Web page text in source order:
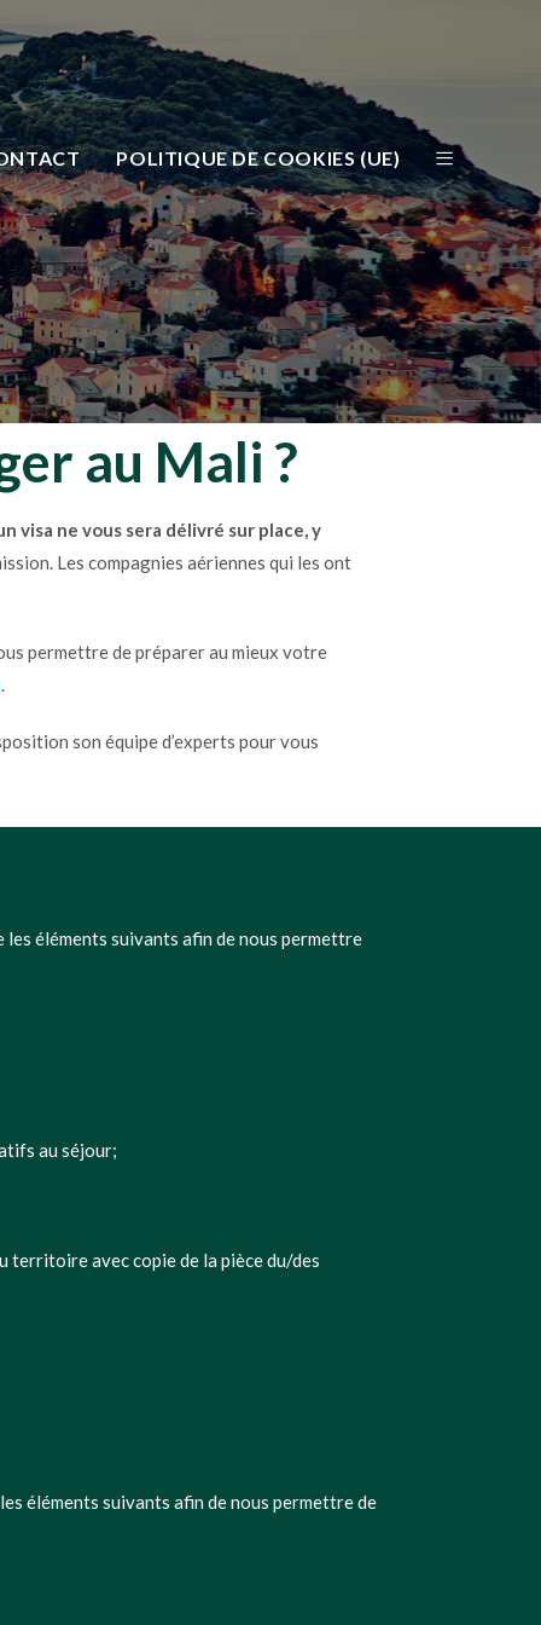
POLITIQUE DE COOKIES (UE)
au Mali ?
visa ne vous sera délivré sur place, y
Les compagnies aériennes qui les ont
permettre de préparer au mieux votre
.
son équipe d’experts pour vous
éléments suivants afin de nous permettre
au séjour;
territoire avec copie de la pièce du/des
éléments suivants afin de nous permettre de